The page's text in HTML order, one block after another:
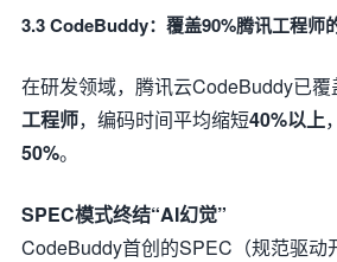
3.3 CodeBuddy：覆盖90%腾讯工程师
在研发领域，腾讯云CodeBuddy已覆
工程师，编码时间平均缩短40%以上
50%。
SPEC模式终结“AI幻觉”
CodeBuddy首创的SPEC（规范驱动